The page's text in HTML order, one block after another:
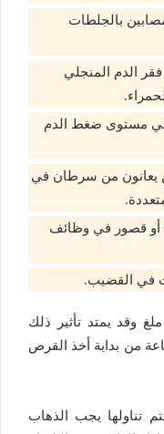
بالجلطات
الدم المنجلي
مستوى ضغط الدم
يعانون من سرطان في
أو قصور في وظائف
في القضيب.
أوضحنا طريقة استخدام سياليس 20 ملغ وقد يمتد تأثير ذلك
لفترة طويلة تصل إلى نحو 36 ساعة من بداية أخذ القرص
تناولها يجب الذهاب